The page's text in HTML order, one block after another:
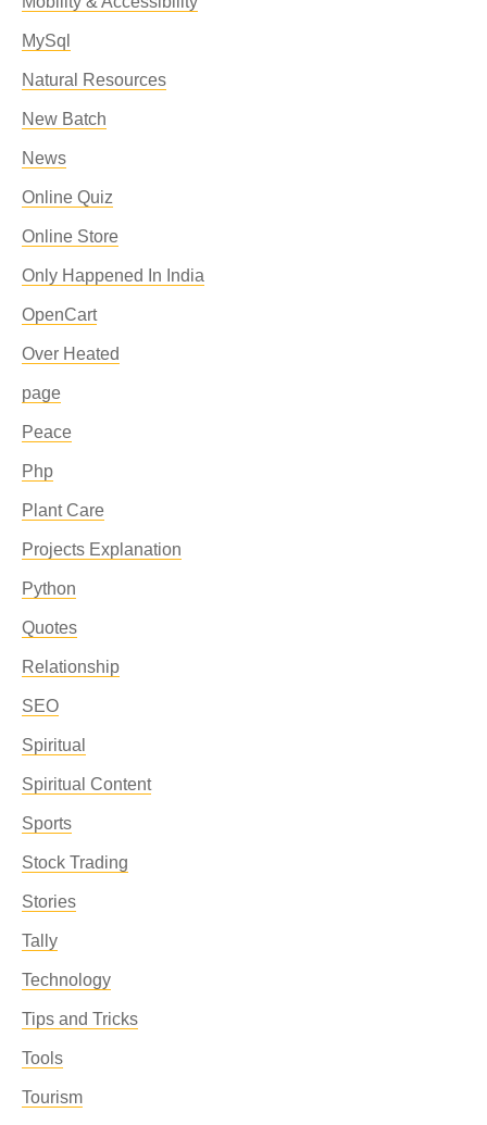
MySql
Natural Resources
New Batch
News
Online Quiz
Online Store
Only Happened In India
OpenCart
Over Heated
page
Peace
Php
Plant Care
Projects Explanation
Python
Quotes
Relationship
SEO
Spiritual
Spiritual Content
Sports
Stock Trading
Stories
Tally
Technology
Tips and Tricks
Tools
Tourism